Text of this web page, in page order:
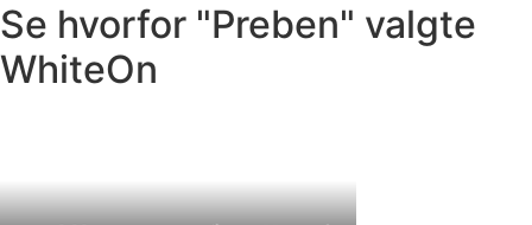
Se hvorfor "Preben" valgte
WhiteOn